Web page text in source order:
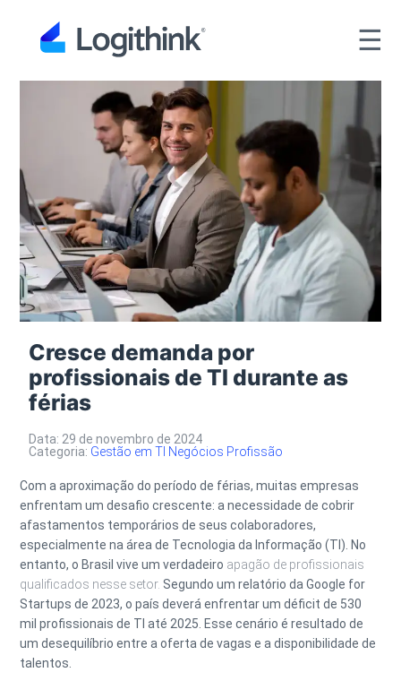
☰
Cresce demanda por
profissionais de TI durante as
férias
Data: 29 de novembro de 2024
Categoria: Gestão em TI Negócios Profissão
Com a aproximação do período de férias, muitas empresas
enfrentam um desafio crescente: a necessidade de cobrir
afastamentos temporários de seus colaboradores,
especialmente na área de Tecnologia da Informação (TI). No
entanto, o Brasil vive um verdadeiro apagão de profissionais
qualificados nesse setor. Segundo um relatório da Google for
Startups de 2023, o país deverá enfrentar um déficit de 530
mil profissionais de TI até 2025. Esse cenário é resultado de
um desequilíbrio entre a oferta de vagas e a disponibilidade de
talentos.